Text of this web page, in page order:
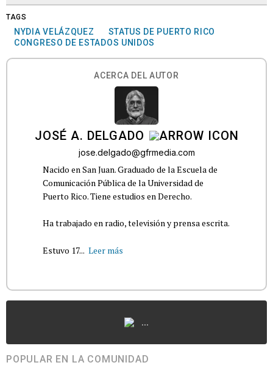
TAGS
NYDIA VELÁZQUEZ
STATUS DE PUERTO RICO
CONGRESO DE ESTADOS UNIDOS
ACERCA DEL AUTOR
JOSÉ A. DELGADO
jose.delgado@gfrmedia.com
Nacido en San Juan. Graduado de la Escuela de
Comunicación Pública de la Universidad de
Puerto Rico. Tiene estudios en Derecho.
Ha trabajado en radio, televisión y prensa escrita.
Estuvo 17... Leer más
...
POPULAR EN LA COMUNIDAD